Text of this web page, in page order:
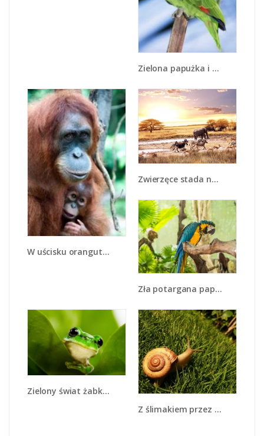
Zielona papużka i turkus - Z092
W uścisku orangutana - Z095
Zwierzęce stada na sawannie - Z028
Zła potargana papuga - Z345
Zielony świat żabki - Z014
Z ślimakiem przez łąkę - Z103